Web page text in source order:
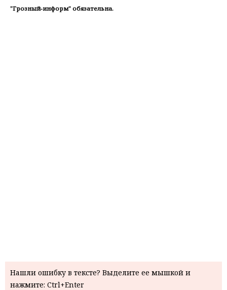
"Грозный-информ" обязательна.
Нашли ошибку в тексте? Выделите ее мышкой и
нажмите: Ctrl+Enter